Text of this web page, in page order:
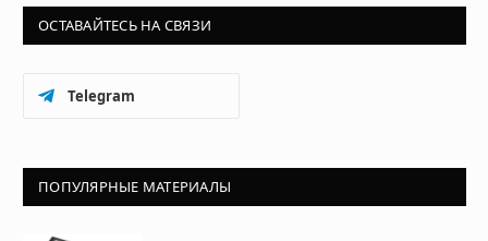
ОСТАВАЙТЕСЬ НА СВЯЗИ
Telegram
ПОПУЛЯРНЫЕ МАТЕРИАЛЫ